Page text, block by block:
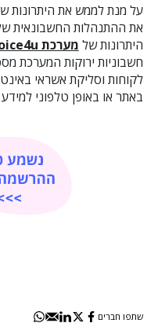
את ההתנהלות החשבונאית
היתרונות של מערכת invoice4u
חשבוניות ירוקות המערכת
לקוחות וסליקת אשראי
באתר או באופן טלפוני
שתפו חברים